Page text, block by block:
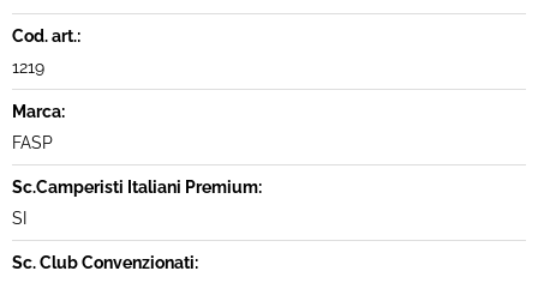
Cod. art.:
1219
Marca:
FASP
Sc.Camperisti Italiani Premium:
SI
Sc. Club Convenzionati: